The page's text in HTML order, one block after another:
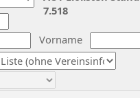
Vorname
7.518